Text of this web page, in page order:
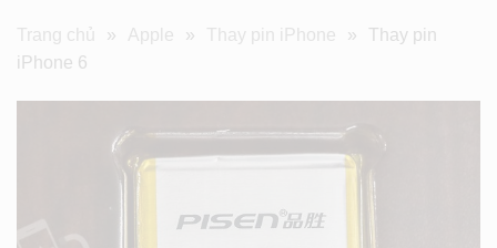
Trang chủ » Apple » Thay pin iPhone »
Thay pin
iPhone 6